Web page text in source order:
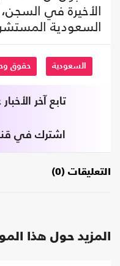
الأخيرة في السجن،
السعودية
السعودية حقوق
تابع آخر
اشترك في
التعليقات (0)
المزيد حول هذا